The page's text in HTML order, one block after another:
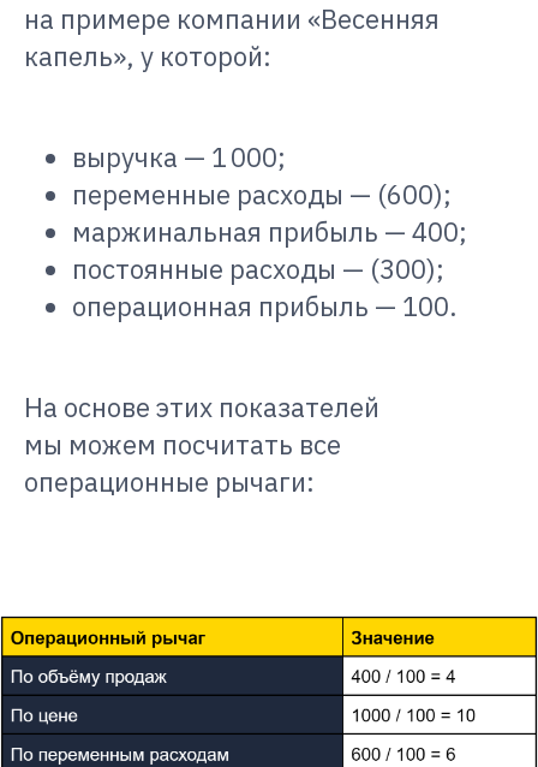
на примере компании «Весенняя
капель», у которой:
выручка — 1 000;
переменные расходы — (600);
маржинальная прибыль — 400;
постоянные расходы — (300);
операционная прибыль — 100.
На основе этих показателей
мы можем посчитать все
операционные рычаги: